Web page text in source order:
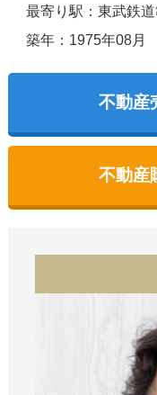
最寄り駅：東武鉄
築年：1975年08月
不動産
不動産